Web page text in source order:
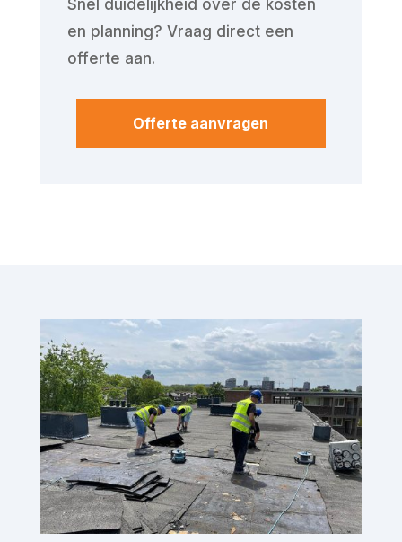
Snel duidelijkheid over de kosten
en planning? Vraag direct een
offerte aan.
Offerte aanvragen